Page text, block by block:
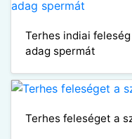
Terhes indiai
adag spermát
Terhes feleséget a